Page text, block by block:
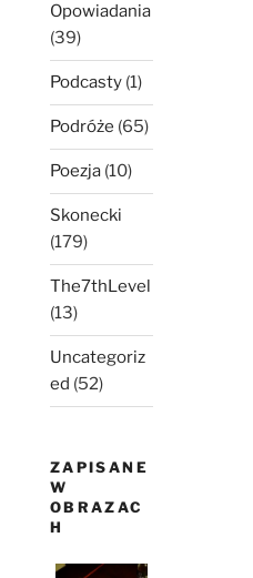
Opowiadania
(39)
Podcasty (1)
Podróże (65)
Poezja (10)
Skonecki
(179)
The7thLevel
(13)
Uncategoriz
ed (52)
ZAPISANE
W
OBRAZAC
H